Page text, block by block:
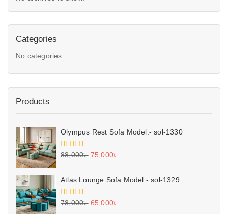
Categories
No categories
Products
Olympus Rest Sofa Model:- sol-1330
0
5
88,000৳ 75,000৳
Atlas Lounge Sofa Model:- sol-1329
0
78,000৳ 65,000৳